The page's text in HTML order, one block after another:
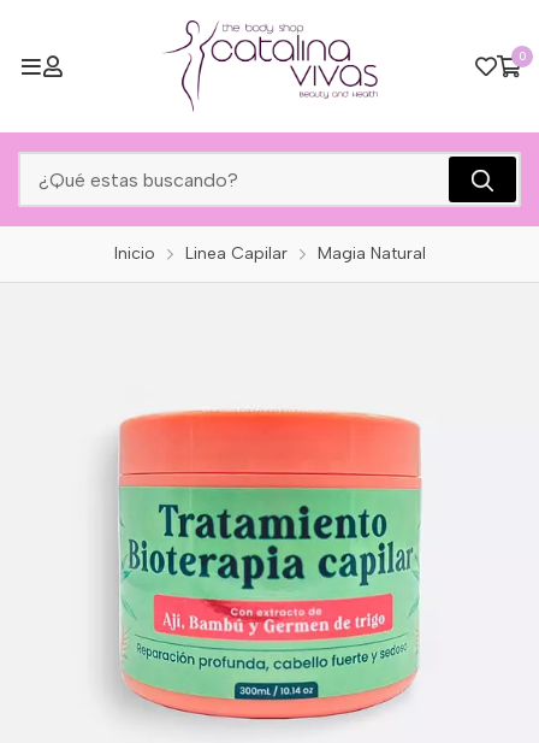
0
Inicio Linea Capilar Magia Natural